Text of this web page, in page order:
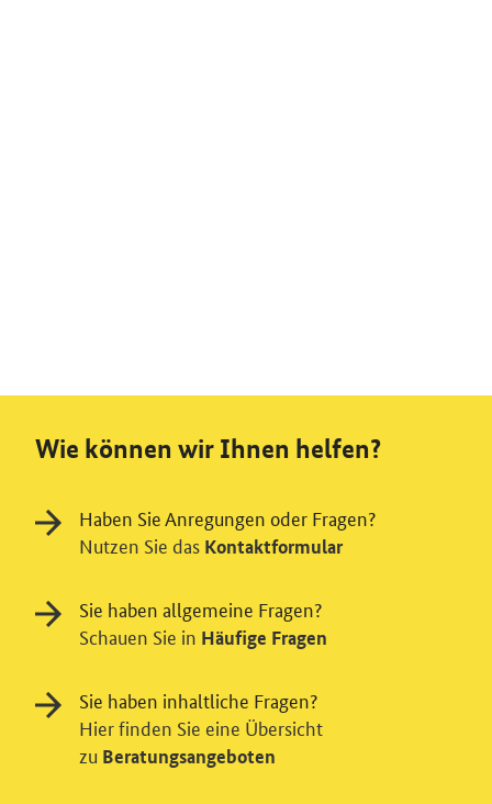
Wie können wir Ihnen helfen?
Haben Sie Anregungen oder Fragen?
Nutzen Sie das Kontaktformular
Sie haben allgemeine Fragen?
Schauen Sie in Häufige Fragen
Sie haben inhaltliche Fragen?
Hier finden Sie eine Übersicht
zu Beratungsangeboten